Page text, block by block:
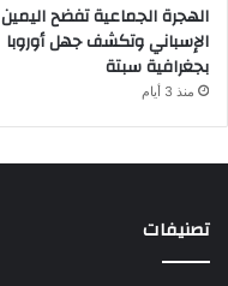
الهجرة الجماعية تفضح اليمين
الإسباني وتكشف جهل أوروبا
بجغرافية سبتة
منذ 3 أيام
تصنيفات